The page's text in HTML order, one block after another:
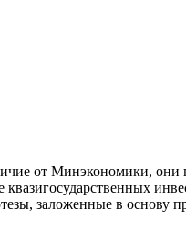
от Минэкономики, они
заложенные в основу